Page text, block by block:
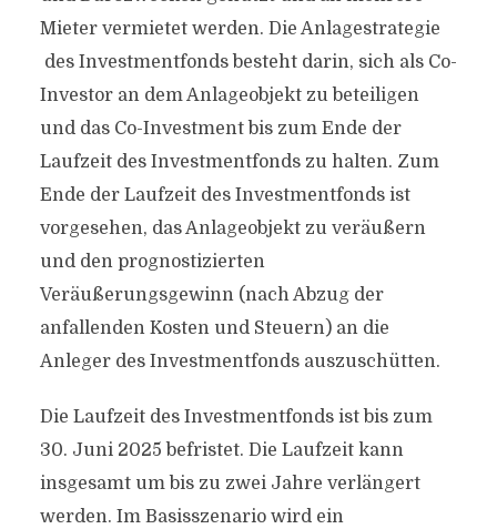
Mieter vermietet werden. Die Anlagestrategie
des Investmentfonds besteht darin, sich als Co-
Investor an dem Anlageobjekt zu beteiligen
und das Co-Investment bis zum Ende der
Laufzeit des Investmentfonds zu halten. Zum
Ende der Laufzeit des Investmentfonds ist
vorgesehen, das Anlageobjekt zu veräußern
und den prognostizierten
Veräußerungsgewinn (nach Abzug der
anfallenden Kosten und Steuern) an die
Anleger des Investmentfonds auszuschütten.
Die Laufzeit des Investmentfonds ist bis zum
30. Juni 2025 befristet. Die Laufzeit kann
insgesamt um bis zu zwei Jahre verlängert
werden. Im Basisszenario wird ein